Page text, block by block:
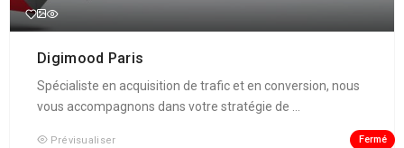
Digimood Paris
Spécialiste en acquisition de trafic et en conversion, nous
vous accompagnons dans votre stratégie de ...
Prévisualiser Fermé